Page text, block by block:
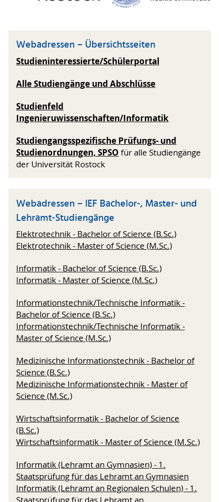
Webadressen – Übersichtsseiten
Studieninteressierte/Schülerportal
Alle Studiengänge und Abschlüsse
Studienfeld
Ingenieruwissenschaften/Informatik
Studiengangsspezifische Prüfungs- und
Studienordnungen, SPSO für alle Studiengänge
der Universität Rostock
Webadressen – IEF Bachelor-, Master- und
Lehramt-Studiengänge
Elektrotechnik - Bachelor of Science (B.Sc.)
Elektrotechnik - Master of Science (M.Sc.)
Informatik - Bachelor of Science (B.Sc.)
Informatik - Master of Science (M.Sc.)
Informationstechnik/Technische Informatik -
Bachelor of Science (B.Sc.)
Informationstechnik/Technische Informatik -
Master of Science (M.Sc.)
Medizinische Informationstechnik - Bachelor of
Science (B.Sc.)
Medizinische Informationstechnik - Master of
Science (M.Sc.)
Wirtschaftsinformatik - Bachelor of Science
(B.Sc.)
Wirtschaftsinformatik - Master of Science (M.Sc.)
Informatik (Lehramt an Gymnasien) - 1.
Staatsprüfung für das Lehramt an Gymnasien
Informatik (Lehramt an Regionalen Schulen) - 1.